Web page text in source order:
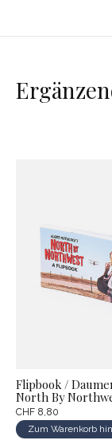
Flipbook /
North By
CHF 8,80
Zum Warenkorb